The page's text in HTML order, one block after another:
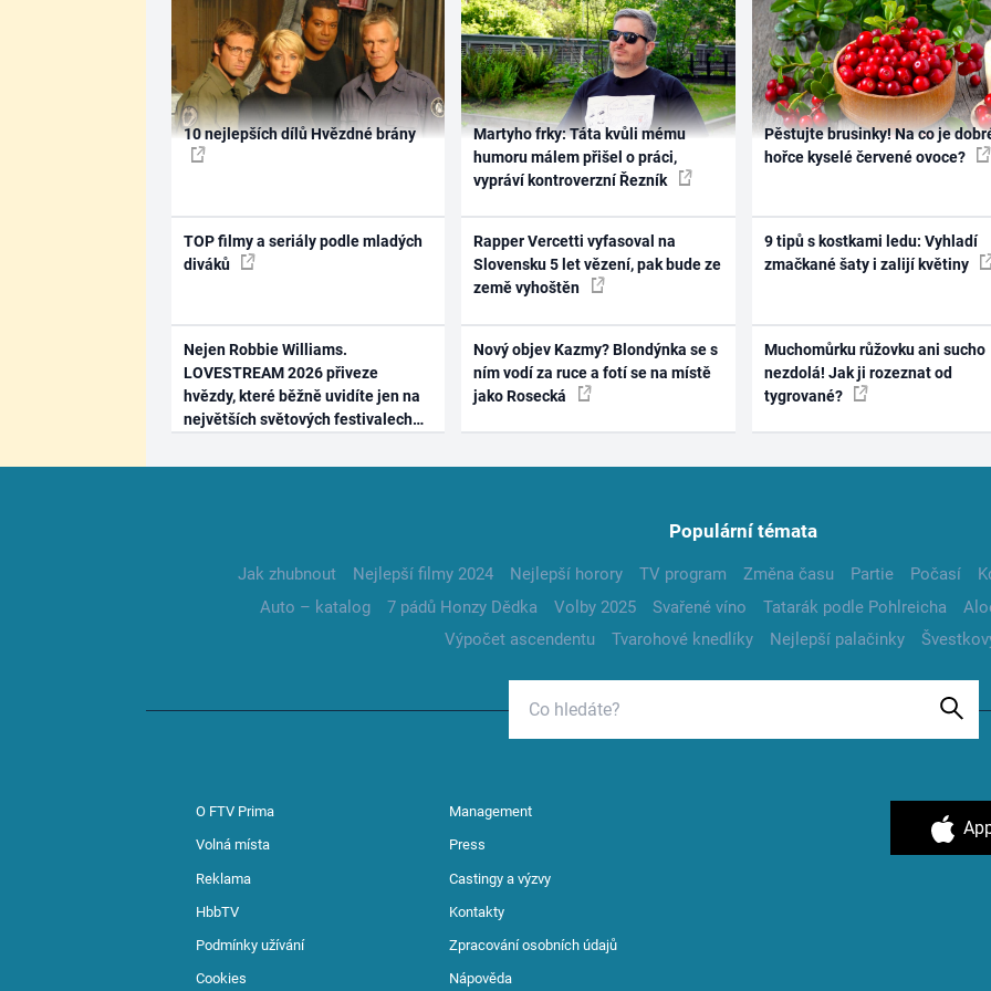
10 nejlepších dílů Hvězdné brány
TOP filmy a seriály podle mladých
diváků
Nejen Robbie Williams.
LOVESTREAM 2026 přiveze
hvězdy, které běžně uvidíte jen na
největších světových festivalech
Martyho frky: Táta kvůli mému
humoru málem přišel o práci,
vypráví kontroverzní Řezník
Rapper Vercetti vyfasoval na
Slovensku 5 let vězení, pak bude ze
země vyhoštěn
Nový objev Kazmy? Blondýnka se s
ním vodí za ruce a fotí se na místě
jako Rosecká
Pěstujte brusinky! Na co je
hořce kyselé červené ovoce?
9 tipů s kostkami ledu: Vyhladí
zmačkané šaty i zalijí květiny
Muchomůrku růžovku ani sucho
nezdolá! Jak ji rozeznat od
tygrované?
Populární témata
Jak zhubnout Nejlepší filmy 2024 Nejlepší horory TV program Změna času Partie Počasí
Auto – katalog
7 pádů Honzy Dědka Volby 2025 Svařené víno Tatarák podle Pohlreicha
Výpočet ascendentu
Tvarohové knedlíky Nejlepší palačinky
O FTV Prima Management
Volná místa Press
Reklama Castingy a výzvy
HbbTV Kontakty
Podmínky užívání Zpracování osobních údajů
Cookies Nápověda